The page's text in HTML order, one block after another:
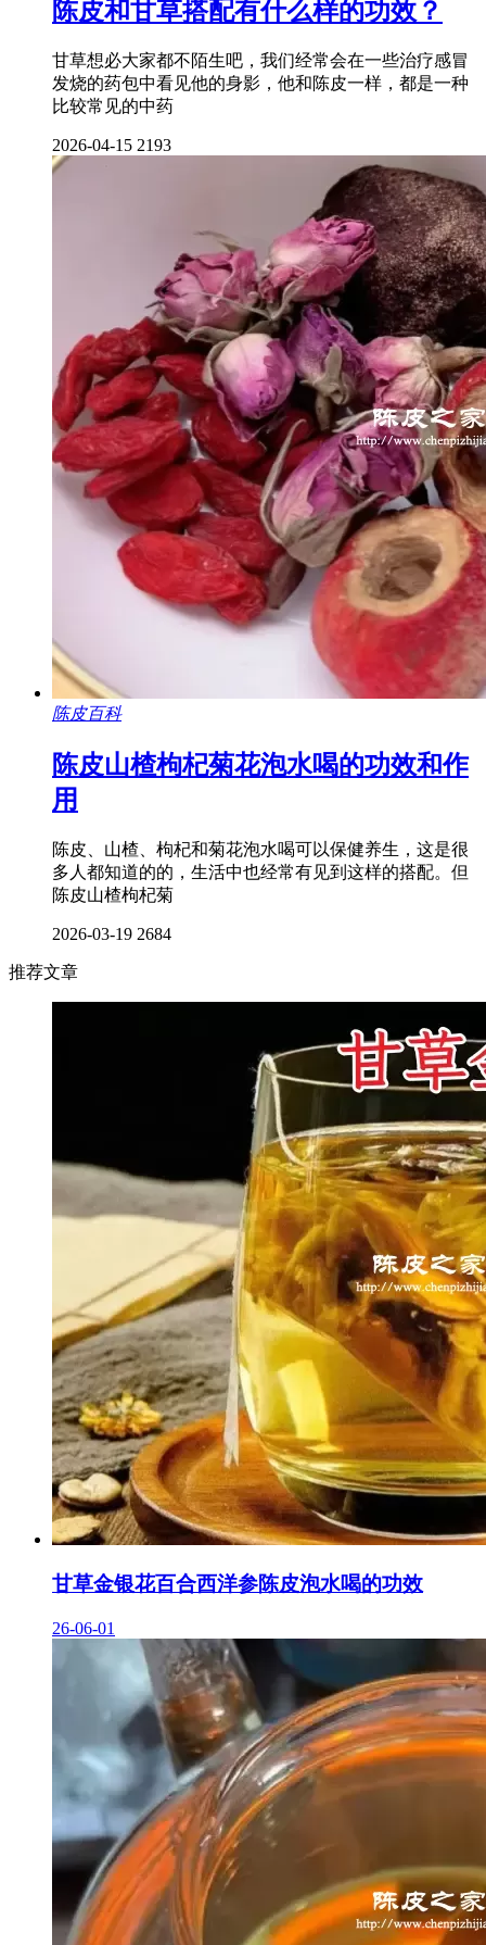
陈皮和甘草搭配有什么样的功效？
甘草想必大家都不陌生吧，我们经常会在一些治疗感冒
发烧的药包中看见他的身影，他和陈皮一样，都是一种
比较常见的中药
2026-04-15 2193
陈皮百科
陈皮山楂枸杞菊花泡水喝的功效和作
用
陈皮、山楂、枸杞和菊花泡水喝可以保健养生，这是很
多人都知道的的，生活中也经常有见到这样的搭配。但
陈皮山楂枸杞菊
2026-03-19 2684
推荐文章
甘草金银花百合西洋参陈皮泡水喝的功效
26-06-01